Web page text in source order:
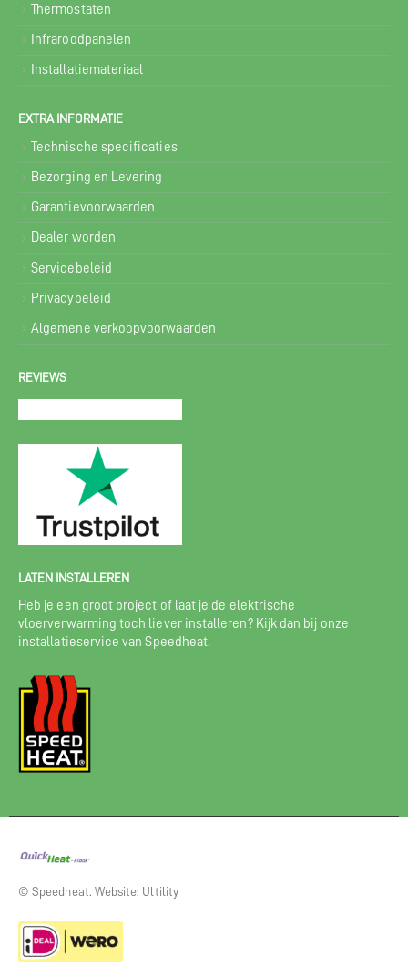
Thermostaten
Infraroodpanelen
Installatiemateriaal
EXTRA INFORMATIE
Technische specificaties
Bezorging en Levering
Garantievoorwaarden
Dealer worden
Servicebeleid
Privacybeleid
Algemene verkoopvoorwaarden
REVIEWS
LATEN INSTALLEREN
Heb je een groot project of laat je de elektrische
vloerverwarming toch liever installeren? Kijk dan bij onze
installatieservice van Speedheat.
© Speedheat. Website: Ultility